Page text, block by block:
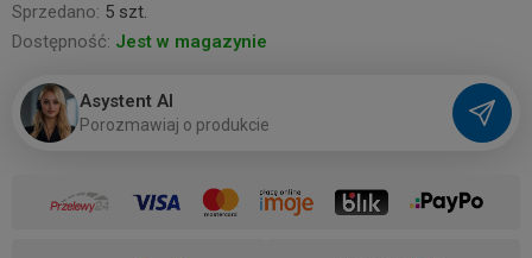
Sprzedano: 5 szt.
Dostępność: Jest w magazynie
Asystent AI
Porozmawiaj o produkcie